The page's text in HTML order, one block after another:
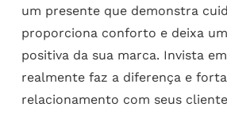
um presente que demonstra
proporciona conforto e deixa
positiva da sua marca. Invista
realmente faz a diferença e
relacionamento com seus